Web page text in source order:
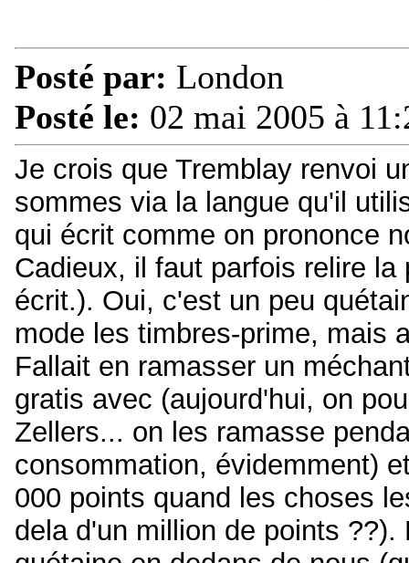
Posté par: London
Posté le: 02 mai 2005 à
Je crois que Tremblay renvoi
sommes via la langue qu'il
qui écrit comme on prononce
Cadieux, il faut parfois relire
écrit.). Oui, c'est un peu
mode les timbres-prime, mais
Fallait en ramasser un
gratis avec (aujourd'hui, on
Zellers... on les ramasse
consommation, évidemment)
000 points quand les choses
dela d'un million de points